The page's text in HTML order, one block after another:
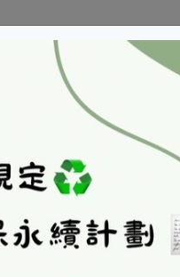
房型與價格 活動